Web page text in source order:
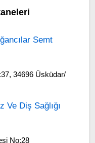
Semt
34696 Üsküdar/
Ve Diş Sağlığı
No:28